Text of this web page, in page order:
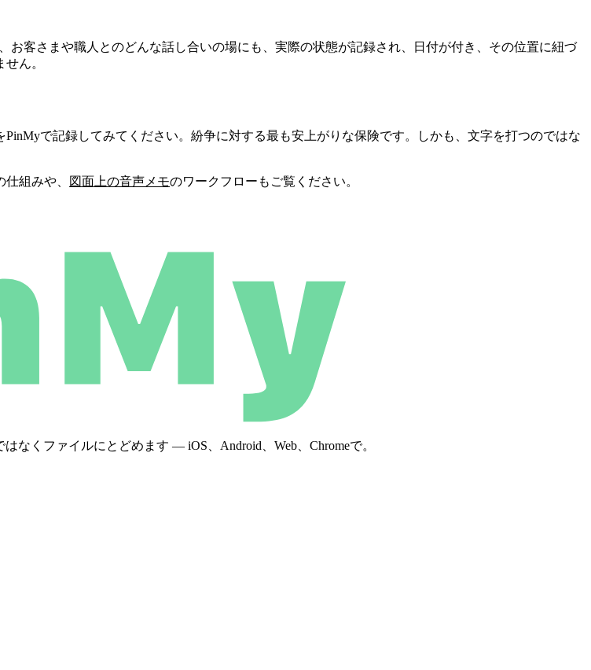
客さまや職人とのどんな話し合いの場にも、実際の状態が記録され、日付が付き、その位置に紐づ
ん。
で記録してみてください。紛争に対する最も安上がりな保険です。しかも、文字を打つのではな
仕組みや、 図面上の音声メモのワークフローもご覧ください。
なくファイルにとどめます — iOS、Android、Web、Chromeで。